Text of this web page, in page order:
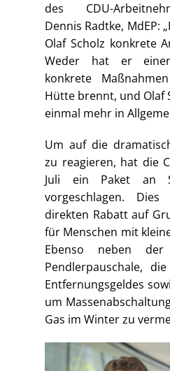
des CDU-
Dennis Radtke, MdEP:
Olaf Scholz konkrete
Weder hat er
konkrete
Hütte brennt, und Olaf
einmal mehr in
Um auf die
zu reagieren, hat die
Juli ein Paket an
vorgeschlagen.
direkten Rabatt auf
für Menschen mit
Ebenso neben
Pendlerpauschale,
Entfernungsgeldes
um
Gas im Winter zu